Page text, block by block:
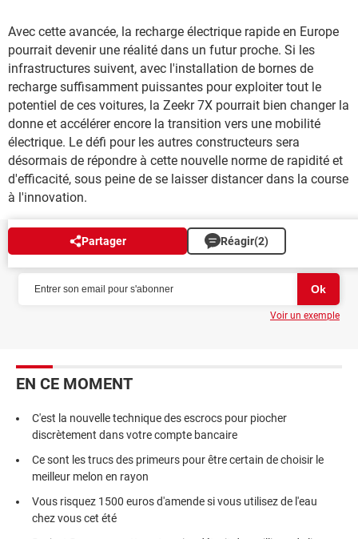
Avec cette avancée, la recharge électrique rapide en Europe
pourrait devenir une réalité dans un futur proche. Si les
infrastructures suivent, avec l'installation de bornes de
recharge suffisamment puissantes pour exploiter tout le
potentiel de ces voitures, la Zeekr 7X pourrait bien changer la
donne et accélérer encore la transition vers une mobilité
électrique. Le défi pour les autres constructeurs sera
désormais de répondre à cette nouvelle norme de rapidité et
d'efficacité, sous peine de se laisser distancer dans la course
à l'innovation.
Partager Réagir(2)
NEWSLETTER
Voir un exemple
EN CE MOMENT
C'est la nouvelle technique des escrocs pour piocher
discrètement dans votre compte bancaire
Ce sont les trucs des primeurs pour être certain de choisir le
meilleur melon en rayon
Vous risquez 1500 euros d'amende si vous utilisez de l'eau
chez vous cet été